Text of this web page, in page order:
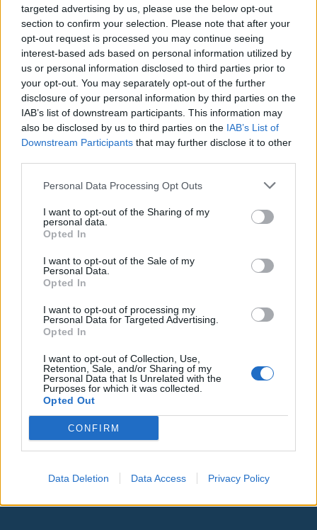
targeted advertising by us, please use the below opt-out
section to confirm your selection. Please note that after your
opt-out request is processed you may continue seeing
interest-based ads based on personal information utilized by
us or personal information disclosed to third parties prior to
your opt-out. You may separately opt-out of the further
disclosure of your personal information by third parties on the
IAB’s list of downstream participants. This information may
also be disclosed by us to third parties on the IAB’s List of
Downstream Participants that may further disclose it to other
Personal Data Processing Opt Outs
I want to opt-out of the Sharing of my
personal data.
Opted In
I want to opt-out of the Sale of my
Personal Data.
Opted In
I want to opt-out of processing my
Personal Data for Targeted Advertising.
Opted In
I want to opt-out of Collection, Use,
Retention, Sale, and/or Sharing of my
Personal Data that Is Unrelated with the
Purposes for which it was collected.
Opted Out
CONFIRM
Data Deletion Data Access Privacy Policy
in ospedale. Le dichiarazioni ai giornalisti